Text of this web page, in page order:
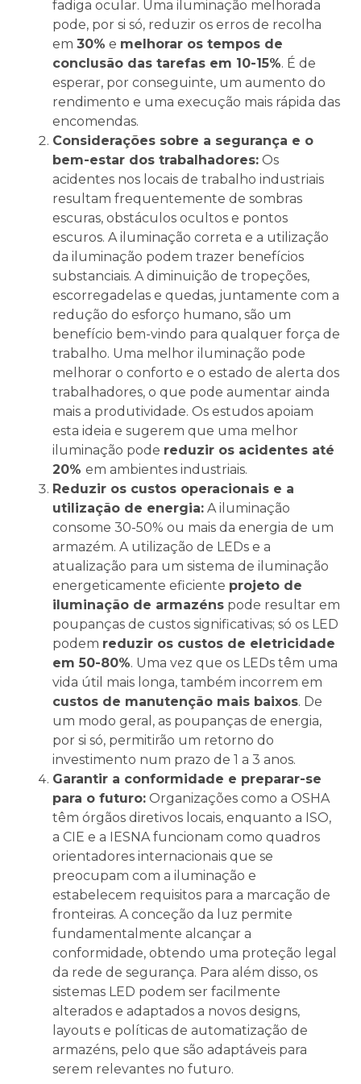
fadiga ocular. Uma iluminação melhorada
pode, por si só, reduzir os erros de recolha
em 30% e melhorar os tempos de
conclusão das tarefas em 10-15%. É de
esperar, por conseguinte, um aumento do
rendimento e uma execução mais rápida das
encomendas.
Considerações sobre a segurança e o
bem-estar dos trabalhadores: Os
acidentes nos locais de trabalho industriais
resultam frequentemente de sombras
escuras, obstáculos ocultos e pontos
escuros. A iluminação correta e a utilização
da iluminação podem trazer benefícios
substanciais. A diminuição de tropeções,
escorregadelas e quedas, juntamente com a
redução do esforço humano, são um
benefício bem-vindo para qualquer força de
trabalho. Uma melhor iluminação pode
melhorar o conforto e o estado de alerta dos
trabalhadores, o que pode aumentar ainda
mais a produtividade. Os estudos apoiam
esta ideia e sugerem que uma melhor
iluminação pode reduzir os acidentes até
20% em ambientes industriais.
Reduzir os custos operacionais e a
utilização de energia: A iluminação
consome 30-50% ou mais da energia de um
armazém. A utilização de LEDs e a
atualização para um sistema de iluminação
energeticamente eficiente projeto de
iluminação de armazéns pode resultar em
poupanças de custos significativas; só os LED
podem reduzir os custos de eletricidade
em 50-80%. Uma vez que os LEDs têm uma
vida útil mais longa, também incorrem em
custos de manutenção mais baixos. De
um modo geral, as poupanças de energia,
por si só, permitirão um retorno do
investimento num prazo de 1 a 3 anos.
Garantir a conformidade e preparar-se
para o futuro: Organizações como a OSHA
têm órgãos diretivos locais, enquanto a ISO,
a CIE e a IESNA funcionam como quadros
orientadores internacionais que se
preocupam com a iluminação e
estabelecem requisitos para a marcação de
fronteiras. A conceção da luz permite
fundamentalmente alcançar a
conformidade, obtendo uma proteção legal
da rede de segurança. Para além disso, os
sistemas LED podem ser facilmente
alterados e adaptados a novos designs,
layouts e políticas de automatização de
armazéns, pelo que são adaptáveis para
serem relevantes no futuro.